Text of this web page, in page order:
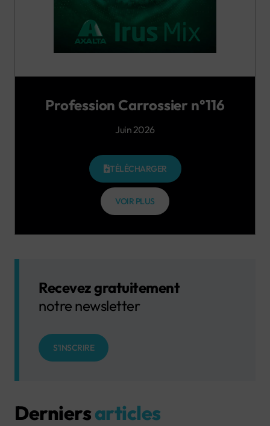
Profession Carrossier n°116
Juin 2026
TÉLÉCHARGER
VOIR PLUS
Recevez gratuitement
notre newsletter
S'INSCRIRE
Derniersarticles